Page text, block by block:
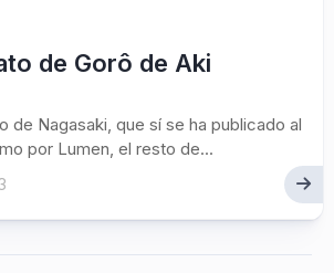
de Gorô de Aki
de Nagasaki, que sí se ha publicado al
por Lumen, el resto de...